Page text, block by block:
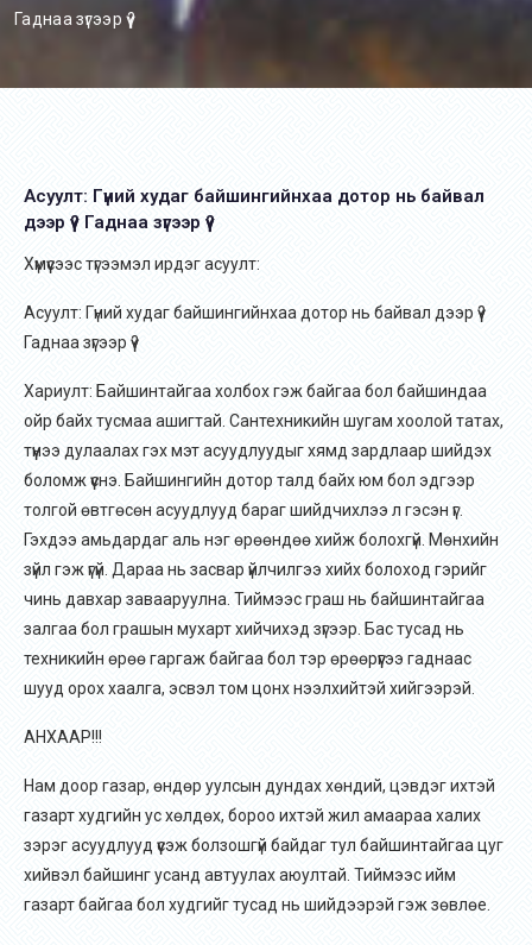
Гаднаа зүгээр үү?
Асуулт: Гүний худаг байшингийнхаа дотор нь байвал
дээр үү? Гаднаа зүгээр үү?
Хүмүүсээс түгээмэл ирдэг асуулт:
Асуулт: Гүний худаг байшингийнхаа дотор нь байвал дээр үү?
Гаднаа зүгээр үү?
Хариулт: Байшинтайгаа холбох гэж байгаа бол байшиндаа
ойр байх тусмаа ашигтай. Сантехникийн шугам хоолой татах,
түүнээ дулаалах гэх мэт асуудлуудыг хямд зардлаар шийдэх
боломж үүснэ. Байшингийн дотор талд байх юм бол эдгээр
толгой өвтгөсөн асуудлууд бараг шийдчихлээ л гэсэн үг.
Гэхдээ амьдардаг аль нэг өрөөндөө хийж болохгүй. Мөнхийн
зүйл гэж үгүй. Дараа нь засварүйлчилгээ хийх болоход гэрийг
чинь давхар завааруулна. Тиймээс граш нь байшинтайгаа
залгаа бол грашын мухарт хийчихэд зүгээр. Бас тусад нь
техникийн өрөө гаргаж байгаа бол тэр өрөөрүүгээ гаднаас
шууд орох хаалга, эсвэл том цонх нээлхийтэй хийгээрэй.
АНХААР!!!
Нам доор газар, өндөр уулсын дундах хөндий, цэвдэг ихтэй
газарт худгийн ус хөлдөх, бороо ихтэй жил амаараа халих
зэрэг асуудлууд үүсэж болзошгүй байдаг тул байшинтайгаа цуг
хийвэл байшинг усанд автуулах аюултай. Тиймээс ийм
газарт байгаа бол худгийг тусад нь шийдээрэй гэж зөвлөе.